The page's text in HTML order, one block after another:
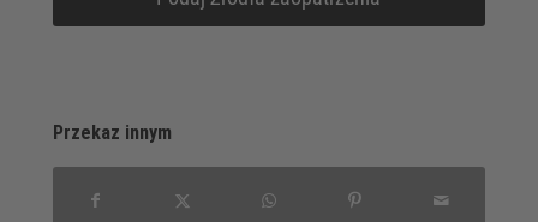
Przekaz innym